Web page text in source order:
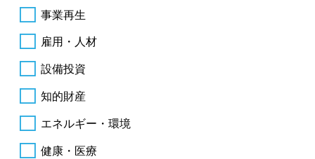
事業再生
雇用・人材
設備投資
知的財産
エネルギー・環境
健康・医療